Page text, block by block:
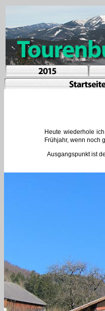
Heute wiederhole
Frühjahr, wenn noch
Ausgangspunkt ist